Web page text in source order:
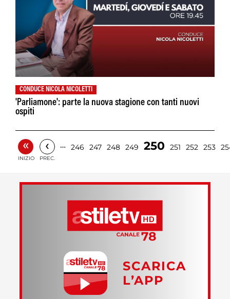
CONDUCE NICOLA NICOLETTI
'Parliamone': parte la nuova stagione con tanti nuovi
ospiti
«
INIZIO
‹
PREC.
… 246 247 248 249 250 251 252 253
SCARICA
L’APP